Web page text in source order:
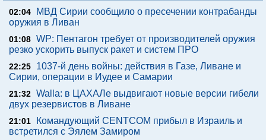
02:04
МВД Сирии сообщило о пресечении контрабанды
оружия в Ливан
01:08 WP: Пентагон требует от производителей оружия
резко ускорить выпуск ракет и систем ПРО
22:25
1037-й день войны: действия в Газе, Ливане и
Сирии, операции в Иудее и Самарии
21:32 Walla: в ЦАХАЛе выдвигают новые версии гибели
двух резервистов в Ливане
21:01
Командующий CENTCOM прибыл в Израиль и
встретился с Эялем Замиром